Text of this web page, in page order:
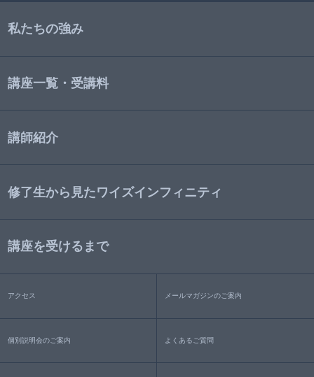
私たちの強み
講座一覧・受講料
講師紹介
修了生から見たワイズインフィニティ
講座を受けるまで
アクセス メールマガジンのご案内
個別説明会のご案内 よくあるご質問